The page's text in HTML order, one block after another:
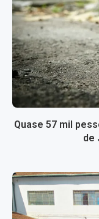
Quase 57 mil
de